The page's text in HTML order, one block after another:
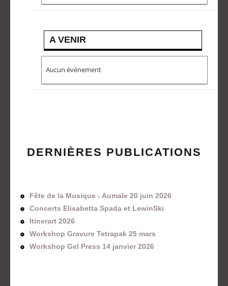
A VENIR
Aucun événement
DERNIÈRES PUBLICATIONS
Fête de la Musique - Aumale 20 juin 2026
Concerts Elisabetta Spada et LewinSki
Itinerart 2026
Workshop Gravure Tetrapak 25 mars
Workshop Gel Press 14 janvier 2026